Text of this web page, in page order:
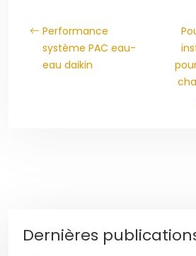
Performance
système PAC eau-
eau daikin
Dernières